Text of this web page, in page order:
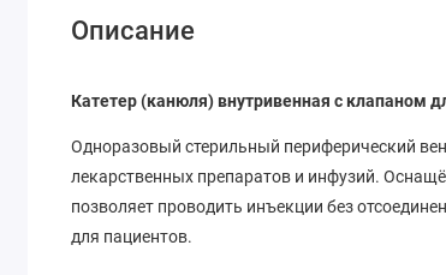
Описание
Катетер (канюля) внутривенная с клапаном
Одноразовый стерильный периферический
лекарственных препаратов и инфузий.
позволяет проводить инъекции без
для пациентов.